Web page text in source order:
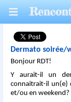
Dermato soirée/
Bonjour RDT!
Y aurait-il un
connaitrait-il un(e)
et/ou en weekend?